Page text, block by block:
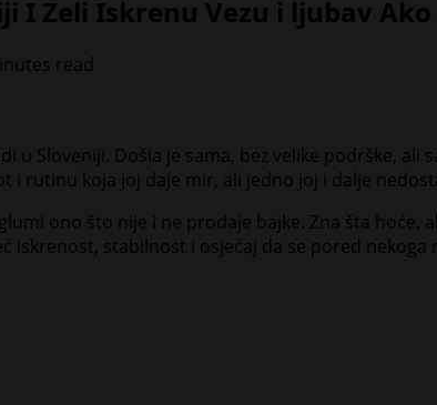
I Zeli Iskrenu Vezu i ljubav
read
u Sloveniji. Došla je sama, bez velike podrške,
i rutinu koja joj daje mir, ali jedno joj i dalje
ono što nije i ne prodaje bajke. Zna šta hoće,
iskrenost, stabilnost i osjećaj da se pored nekoga